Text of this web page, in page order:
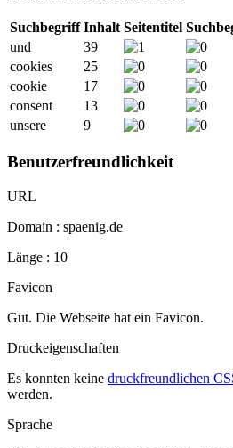
Suchbegriff Inhalt Seitentitel
und
39
cookies
25
cookie
17
consent
13
unsere
9
Benutzerfreundlichkeit
URL
Domain : spaenig.de
Länge : 10
Favicon
Gut. Die Webseite hat ein Favicon.
Druckeigenschaften
Es konnten keine druckfreundlichen
werden.
Sprache